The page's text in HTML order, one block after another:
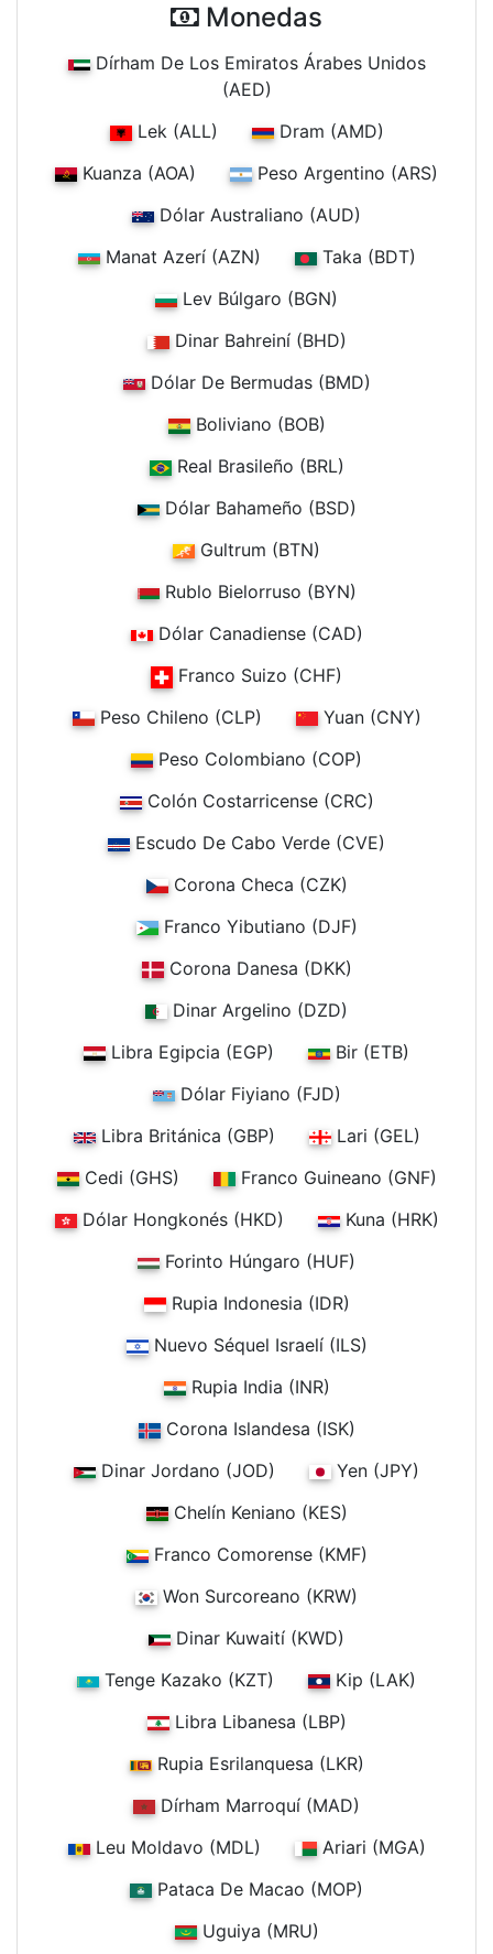
Monedas
Dírham De Los Emiratos Árabes Unidos
(AED)
Lek (ALL)
Dram (AMD)
Kuanza (AOA)
Peso Argentino (ARS)
Dólar Australiano (AUD)
Manat Azerí (AZN)
Taka (BDT)
Lev Búlgaro (BGN)
Dinar Bahreiní (BHD)
Dólar De Bermudas (BMD)
Boliviano (BOB)
Real Brasileño (BRL)
Dólar Bahameño (BSD)
Gultrum (BTN)
Rublo Bielorruso (BYN)
Dólar Canadiense (CAD)
Franco Suizo (CHF)
Peso Chileno (CLP)
Yuan (CNY)
Peso Colombiano (COP)
Colón Costarricense (CRC)
Escudo De Cabo Verde (CVE)
Corona Checa (CZK)
Franco Yibutiano (DJF)
Corona Danesa (DKK)
Dinar Argelino (DZD)
Libra Egipcia (EGP)
Bir (ETB)
Dólar Fiyiano (FJD)
Libra Británica (GBP)
Lari (GEL)
Cedi (GHS)
Franco Guineano (GNF)
Dólar Hongkonés (HKD)
Kuna (HRK)
Forinto Húngaro (HUF)
Rupia Indonesia (IDR)
Nuevo Séquel Israelí (ILS)
Rupia India (INR)
Corona Islandesa (ISK)
Dinar Jordano (JOD)
Yen (JPY)
Chelín Keniano (KES)
Franco Comorense (KMF)
Won Surcoreano (KRW)
Dinar Kuwaití (KWD)
Tenge Kazako (KZT)
Kip (LAK)
Libra Libanesa (LBP)
Rupia Esrilanquesa (LKR)
Dírham Marroquí (MAD)
Leu Moldavo (MDL)
Ariari (MGA)
Pataca De Macao (MOP)
Uguiya (MRU)